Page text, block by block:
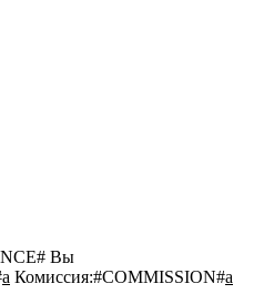
Вы
a Комиссия:#COMMISSION#a